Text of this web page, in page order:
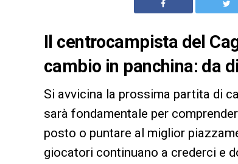
Il centrocampista del
cambio in panchina: da
Si avvicina la prossima partita di
sarà fondamentale per
posto o puntare al miglior
giocatori continuano a crederci e